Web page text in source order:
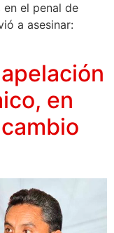
en el penal de
a asesinar:
en